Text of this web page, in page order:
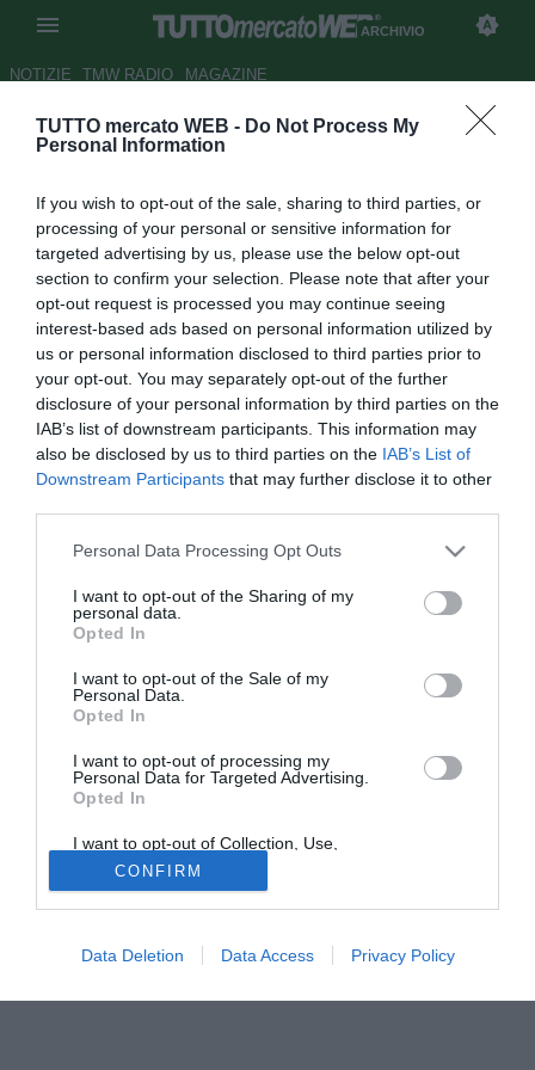
TUTTO mercato WEB - Do Not Process My
Personal Information
If you wish to opt-out of the sale, sharing to third parties, or
processing of your personal or sensitive information for
targeted advertising by us, please use the below opt-out
section to confirm your selection. Please note that after your
opt-out request is processed you may continue seeing
interest-based ads based on personal information utilized by
us or personal information disclosed to third parties prior to
your opt-out. You may separately opt-out of the further
disclosure of your personal information by third parties on the
IAB’s list of downstream participants. This information may
also be disclosed by us to third parties on the IAB’s List of
Downstream Participants that may further disclose it to other
Personal Data Processing Opt Outs
I want to opt-out of the Sharing of my
personal data.
Opted In
I want to opt-out of the Sale of my
Personal Data.
Opted In
I want to opt-out of processing my
Personal Data for Targeted Advertising.
Opted In
I want to opt-out of Collection, Use,
Retention, Sale, and/or Sharing of my
Personal Data that Is Unrelated with the
Purposes for which it was collected.
Opted Out
CONFIRM
Data Deletion Data Access Privacy Policy
ARCHIVIO
NOTIZIE TMW RADIO MAGAZINE
Il Napoli prepara gli ultimi colpi
28.01.2004 11:56
2004
vedi letture
A fronte di una situazione in classifica a dir poco
allarmante, la società cerca di porre rimedio agli errori
compiuti in sede di calciomercato estivo. Già arrivati
Perovic e Martinez, autori di buone prestazioni nelle loro
prime esibizioni azzurre, si cerca negli ultimi tre giorni di
Bisognerà innanzitutto districare la questione Spinesi: fuori
rosa nel Bari, ha accettato senza indugi l'offerta di Perinetti
trattarne la cessione, visto che perderebbe comunque il
giocatore a Giugno. Si è trovata un'intesa sul prezzo,
deludente Zanini.